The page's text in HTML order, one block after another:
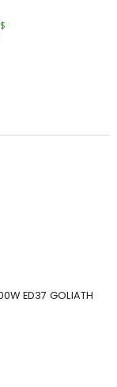
ED37 GOLIATH